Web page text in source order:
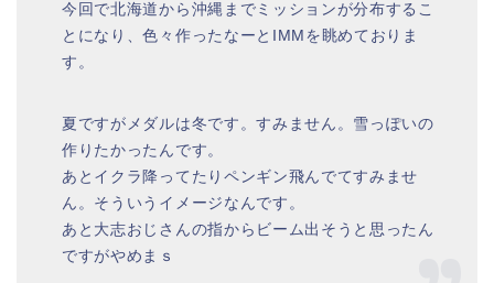
今回で北海道から沖縄までミッションが分布するこ
とになり、色々作ったなーとIMMを眺めておりま
す。
夏ですがメダルは冬です。すみません。雪っぽいの
作りたかったんです。
あとイクラ降ってたりペンギン飛んでてすみませ
ん。そういうイメージなんです。
あと大志おじさんの指からビーム出そうと思ったん
ですがやめまｓ